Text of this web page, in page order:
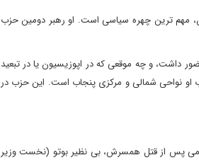
مهم ترین چهره سیاسی است. او رهبر دومین حزب
داشت، و چه موقعی که در اپوزیسیون یا در تبعید
او نواحی شمالی و مرکزی پنجاب است. این حزب در
میلادی (شهریور ۱۳۸۷) و در فضای همدردی عمومی پس از قتل همسرش، بی نظیر بوتو (نخست وزیر